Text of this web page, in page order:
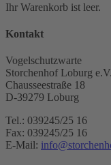
Ihr Warenkorb ist leer.
Kontakt
Vogelschutzwarte
Storchenhof Loburg e.V.
Chausseestraße 18
D-39279 Loburg
Tel.: 039245/25 16
Fax: 039245/25 16
E-Mail: